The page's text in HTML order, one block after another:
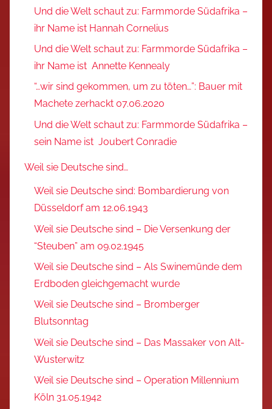
Und die Welt schaut zu: Farmmorde Südafrika –
ihr Name ist Hannah Cornelius
Und die Welt schaut zu: Farmmorde Südafrika –
ihr Name ist Annette Kennealy
“…wir sind gekommen, um zu töten…”: Bauer mit
Machete zerhackt 07.06.2020
Und die Welt schaut zu: Farmmorde Südafrika –
sein Name ist Joubert Conradie
Weil sie Deutsche sind…
Weil sie Deutsche sind: Bombardierung von
Düsseldorf am 12.06.1943
Weil sie Deutsche sind – Die Versenkung der
“Steuben” am 09.02.1945
Weil sie Deutsche sind – Als Swinemünde dem
Erdboden gleichgemacht wurde
Weil sie Deutsche sind – Bromberger
Blutsonntag
Weil sie Deutsche sind – Das Massaker von Alt-
Wusterwitz
Weil sie Deutsche sind – Operation Millennium
Köln 31.05.1942